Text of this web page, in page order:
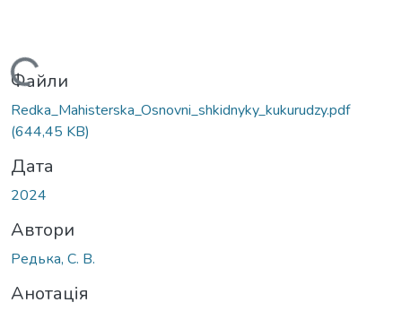
Вантажиться...
Файли
Redka_Mahisterska_Osnovni_shkidnyky_kukurudzy.pdf
(644,45 KB)
Дата
2024
Автори
Редька, С. В.
Анотація